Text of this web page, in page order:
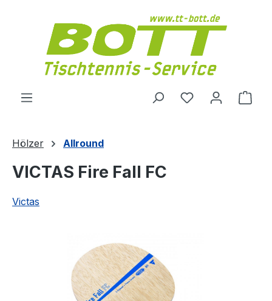
Du hast 0
Hölzer Allround
VICTAS Fire Fall FC
Victas